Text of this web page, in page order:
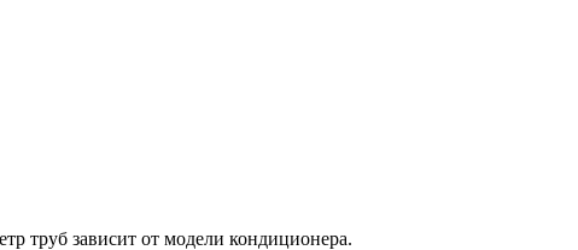
труб зависит от модели кондиционера.